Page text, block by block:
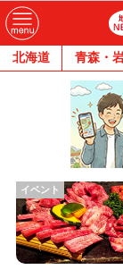
北海道 青森・
イベント